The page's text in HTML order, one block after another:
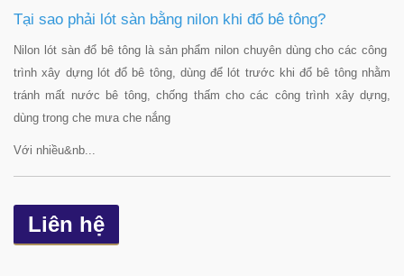
Tại sao phải lót sàn bằng nilon khi đổ bê tông?
Nilon lót sàn đổ bê tông là sản phẩm nilon chuyên dùng cho các công
trình xây dựng lót đổ bê tông, dùng để lót trước khi đổ bê tông nhằm
tránh mất nước bê tông, chống thấm cho các công trình xây dựng,
dùng trong che mưa che nắng
Với nhiều&nb...
Liên hệ